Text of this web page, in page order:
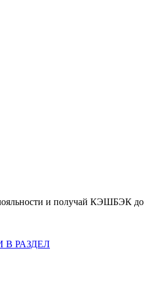
и получай КЭШБЭК до
В РАЗДЕЛ